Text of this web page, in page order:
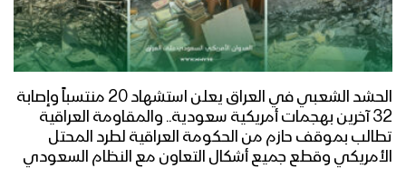
الحشد الشعبي في العراق يعلن استشهاد 20 منتسباً وإصابة
32 آخرين بهجمات أمريكية سعودية.. والمقاومة العراقية
تطالب بموقف حازم من الحكومة العراقية لطرد المحتل
الأمريكي وقطع جميع أشكال التعاون مع النظام السعودي